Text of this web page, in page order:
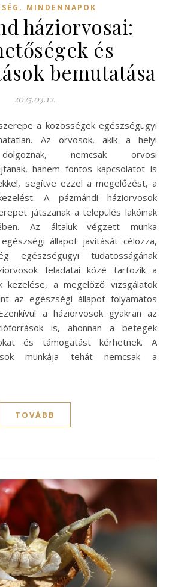
, MINDENNAPOK
háziorvosai:
és
bemutatása
2025.03.12.
Az orvosok, akik a helyi
nemcsak orvosi
hanem fontos kapcsolatot is
segítve ezzel a megelőzést, a
A pázmándi háziorvosok
játszanak a település lakóinak
Az általuk végzett munka
állapot javítását célozza,
egészségügyi tudatosságának
feladatai közé tartozik a
kezelése, a megelőző vizsgálatok
az egészségi állapot folyamatos
a háziorvosok gyakran az
is, ahonnan a betegek
és támogatást kérhetnek. A
munkája tehát nemcsak a
TOVÁBB